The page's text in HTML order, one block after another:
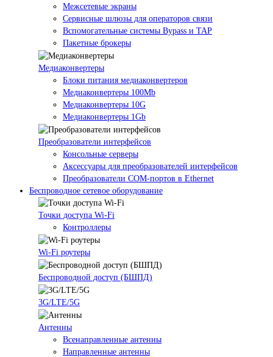
Межсетевые экраны
Сервисные шлюзы для операторов связи
Вспомогательные системы Bypass и TAP
Пакетные брокеры
Медиаконвертеры
Блоки питания медиаконвертеров
Медиаконвертеры 100Mb
Медиаконвертеры 10G
Медиаконвертеры 1Gb
Преобразователи интерфейсов
Консольные серверы
Аксессуары для преобразователей интерфейсов
Преобразователи COM-портов в Ethernet
Беспроводное сетевое оборудование
Точки доступа Wi-Fi
Контроллеры
Wi-Fi роутеры
Беспроводной доступ (БШПД)
3G/LTE/5G
Антенны
Всенаправленные антенны
Направленные антенны